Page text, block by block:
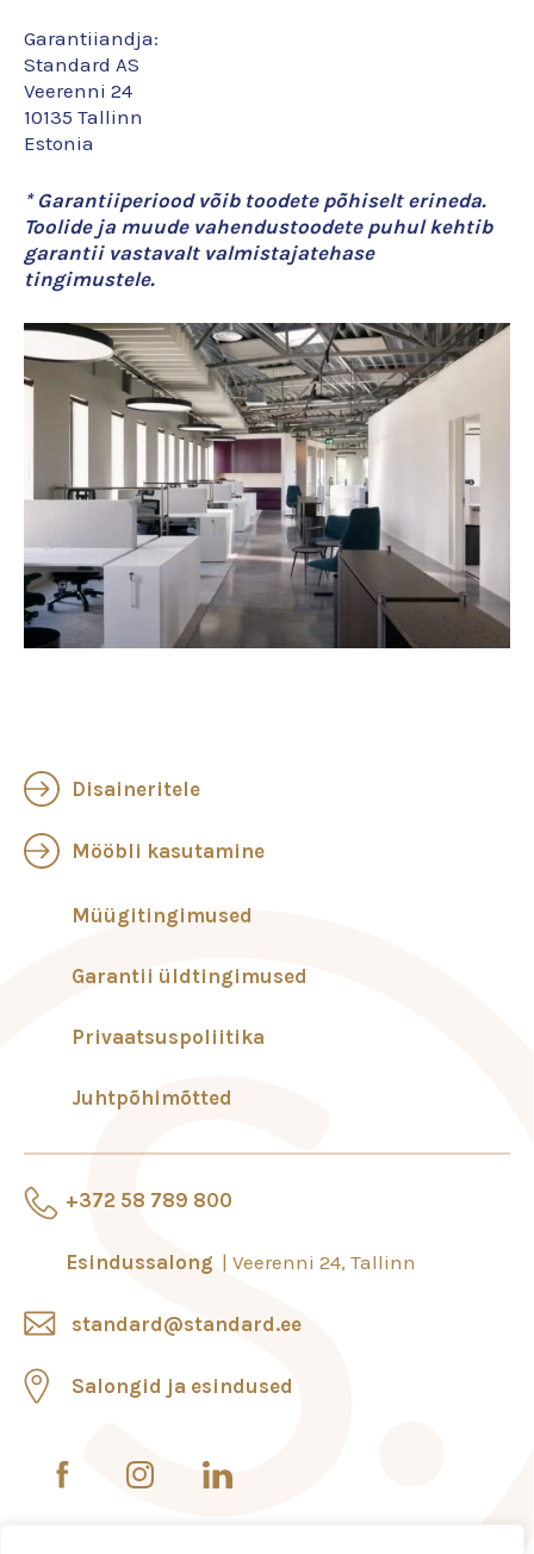
Garantiiandja:
Standard AS
Veerenni 24
10135 Tallinn
Estonia
* Garantiiperiood võib toodete põhiselt erineda.
Toolide ja muude vahendustoodete puhul kehtib
garantii vastavalt valmistajatehase
tingimustele.
+372 58 789 800
Esindussalong Veerenni 24, Tallinn
standard@standard.ee
Salongid ja esindused
Disaineritele
Mööbli kasutamine
Müügitingimused
Garantii üldtingimused
Privaatsuspoliitika
Juhtpõhimõtted